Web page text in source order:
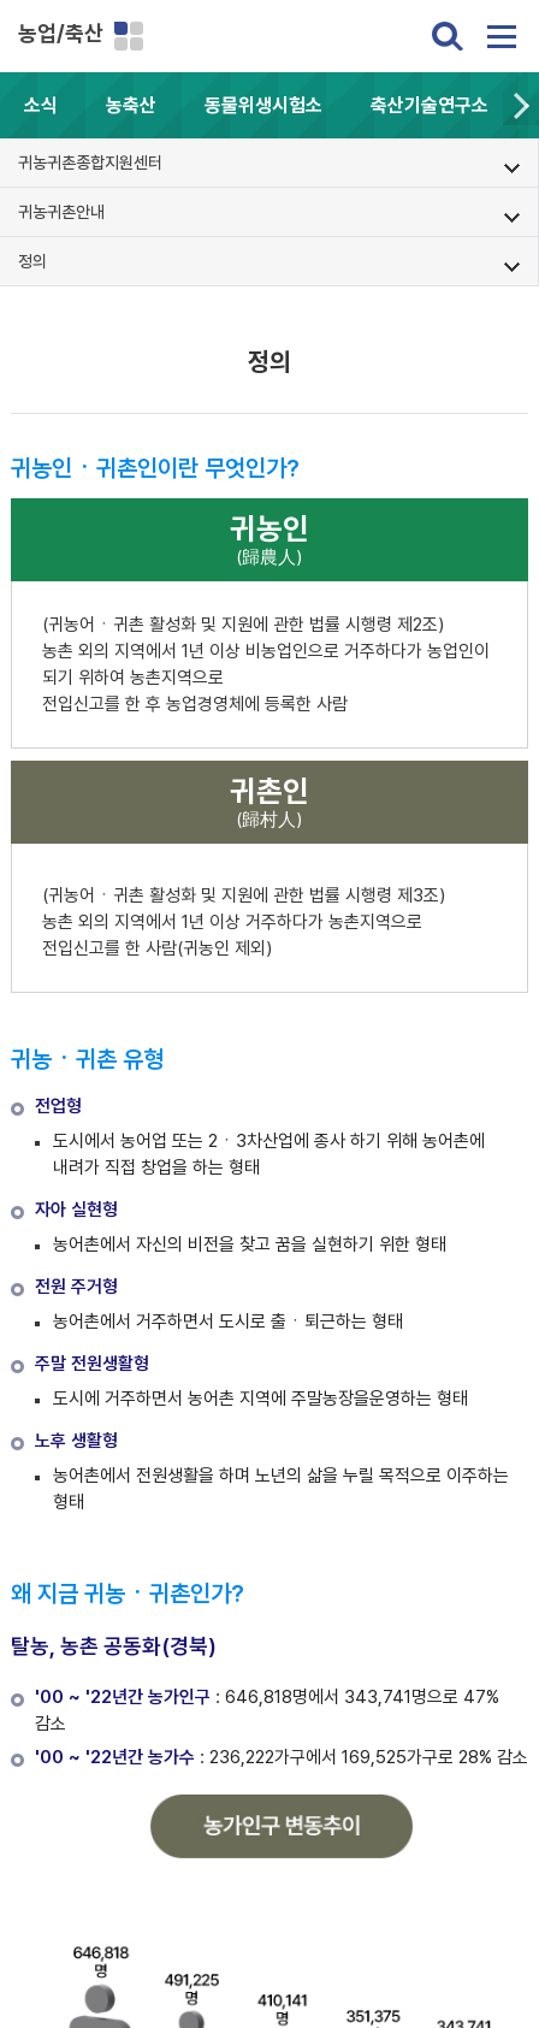
농업/축산
소식 농축산 동물위생시험소 축산기술연구소
귀농귀촌종합지원센터
귀농귀촌안내
정의
정의
귀농인ㆍ귀촌인이란 무엇인가?
귀농인
(歸農人)
(귀농어ㆍ귀촌 활성화 및 지원에 관한 법률 시행령 제2조)
농촌 외의 지역에서 1년 이상 비농업인으로 거주하다가 농업인이
되기 위하여 농촌지역으로
전입신고를 한 후 농업경영체에 등록한 사람
귀촌인
(歸村人)
(귀농어ㆍ귀촌 활성화 및 지원에 관한 법률 시행령 제3조)
농촌 외의 지역에서 1년 이상 거주하다가 농촌지역으로
전입신고를 한 사람(귀농인 제외)
귀농ㆍ귀촌 유형
전업형
도시에서 농어업 또는 2ㆍ3차산업에 종사 하기 위해 농어촌에
내려가 직접 창업을 하는 형태
자아 실현형
농어촌에서 자신의 비전을 찾고 꿈을 실현하기 위한 형태
전원 주거형
농어촌에서 거주하면서 도시로 출ㆍ퇴근하는 형태
주말 전원생활형
도시에 거주하면서 농어촌 지역에 주말농장을운영하는 형태
노후 생활형
농어촌에서 전원생활을 하며 노년의 삶을 누릴 목적으로 이주하는
형태
왜 지금 귀농ㆍ귀촌인가?
탈농, 농촌 공동화(경북)
'00 ~ '22년간 농가인구 : 646,818명에서 343,741명으로 47%
감소
'00 ~ '22년간 농가수 : 236,222가구에서 169,525가구로 28% 감소